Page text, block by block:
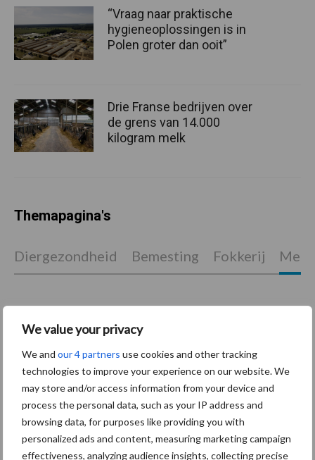
We value your privacy
We and our 4 partners use cookies and other tracking
technologies to improve your experience on our website. We
may store and/or access information from your device and
process the personal data, such as your IP address and
browsing data, for purposes like providing you with
personalized ads and content, measuring marketing campaign
effectiveness, analyzing audience insights, collecting precise
“Vraag naar praktische
hygieneoplossingen is in
Polen groter dan ooit”
Drie Franse bedrijven over
de grens van 14.000
kilogram melk
Themapagina's
Diergezondheid Bemesting Fokkerij
Bedrijfsnieuws
Voerhekken
Toon meer